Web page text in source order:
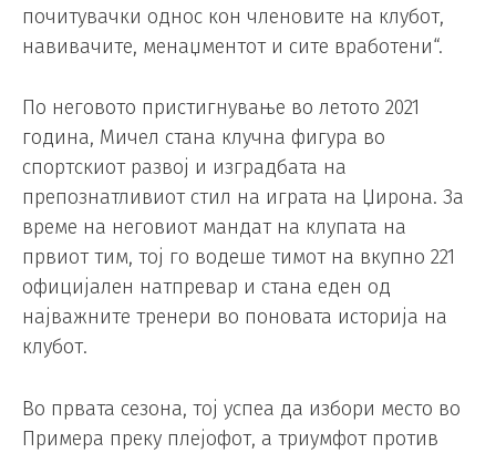
почитувачки однос кон членовите на клубот,
навивачите, менаџментот и сите вработени“.
По неговото пристигнување во летото 2021
година, Мичел стана клучна фигура во
спортскиот развој и изградбата на
препознатливиот стил на играта на Џирона. За
време на неговиот мандат на клупата на
првиот тим, тој го водеше тимот на вкупно 221
официјален натпревар и стана еден од
најважните тренери во поновата историја на
клубот.
Во првата сезона, тој успеа да избори место во
Примера преку плејофот, а триумфот против